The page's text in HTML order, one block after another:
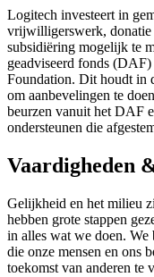
Logitech investeert in
vrijwilligerswerk, donatie
subsidiëring mogelijk te
geadviseerd fonds
Foundation. Dit houdt in
om aanbevelingen te
beurzen vanuit het DAF
ondersteunen die
Vaardigheden
Gelijkheid en het milieu
hebben grote stappen
in alles wat we doen. We
die onze mensen en ons
toekomst van anderen te